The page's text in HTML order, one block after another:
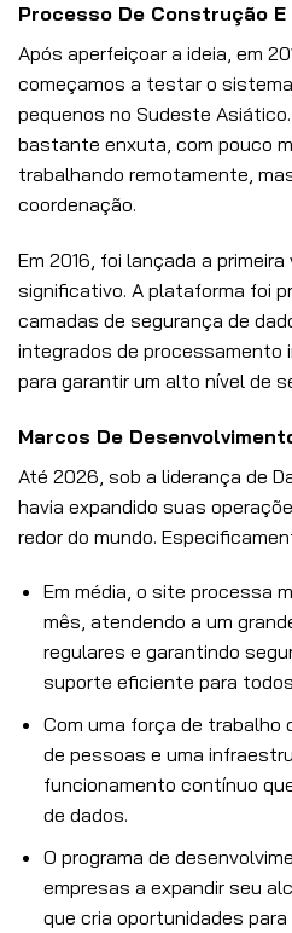
Processo De Construção
Após aperfeiçoar a ideia, em
começamos a testar o
pequenos no Sudeste
bastante enxuta, com pouco
trabalhando remotamente,
coordenação.
Em 2016, foi lançada a
significativo. A plataforma foi
camadas de segurança de
integrados de
para garantir um alto nível de
Marcos De
Até 2026, sob a liderança de
havia expandido suas
redor do mundo.
Em média, o site processa
mês, atendendo a um
regulares e garantindo
suporte eficiente para
Com uma força de trabalho
de pessoas e uma
funcionamento contínuo
de dados.
O programa de
empresas a expandir seu
que cria oportunidades